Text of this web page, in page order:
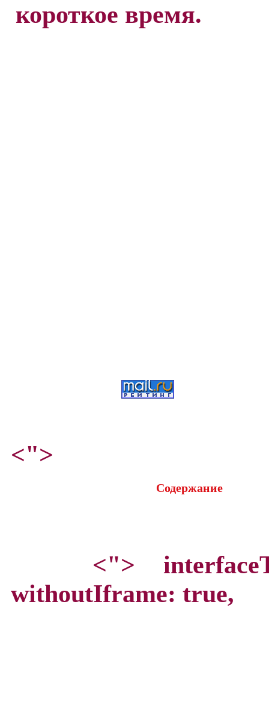
короткое время.
<">
Содержание
<">
withoutIframe: true,